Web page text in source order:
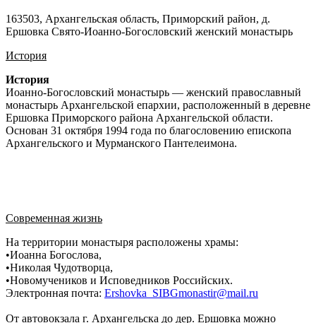
163503, Архангельская область, Приморский район, д.
Ершовка Свято-Иоанно-Богословский женский монастырь
История
История
Иоанно-Богословский монастырь — женский православный
монастырь Архангельской епархии, расположенный в деревне
Ершовка Приморского района Архангельской области.
Основан 31 октября 1994 года по благословению епископа
Архангельского и Мурманского Пантелеимона.
Современная жизнь
На территории монастыря расположены храмы:
•Иоанна Богослова,
•Николая Чудотворца,
•Новомучеников и Исповедников Российских.
Электронная почта: Ershovka_SIBGmonastir@mail.ru
От автовокзала г. Архангельска до дер. Ершовка можно